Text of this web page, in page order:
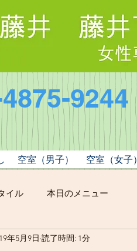
9244
空室（男子） 空室（女子）
イル 本日のメニュー
年5月9日 読了時間: 1分